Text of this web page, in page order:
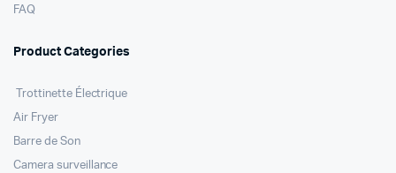
FAQ
Product Categories
Trottinette Électrique
Air Fryer
Barre de Son
Camera surveillance